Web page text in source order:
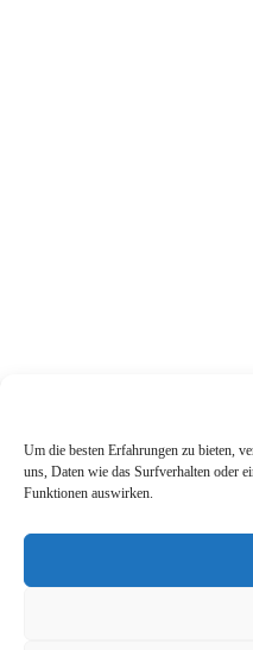
Um die besten Erfahrungen zu bieten,
uns, Daten wie das Surfverhalten oder
Funktionen auswirken.